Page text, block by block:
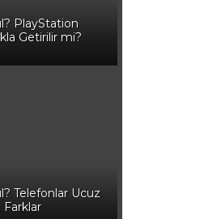
PlayStation
Getirilir mi?
Telefonlar Ucuz
Farklar